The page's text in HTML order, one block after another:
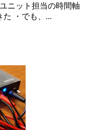
ニット担当の時間軸
た ・でも、...